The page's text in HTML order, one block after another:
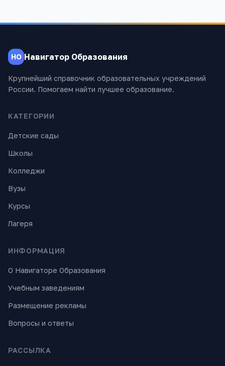
НО Навигатор Образования
Крупнейший справочник образовательных учреждений
России. Помогаем найти лучшее образование.
КАТЕГОРИИ
Детские сады
Школы
Колледжи
Вузы
Курсы
Лагеря
ИНФОРМАЦИЯ
О Навигаторе Образования
Учебным заведениям
Размещение рекламы
Вопросы и ответы
РАССЫЛКА